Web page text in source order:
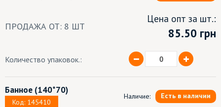
ПРОДАЖА ОТ: 8 ШТ
Цена опт за шт.:
85.50 грн
Количество упаковок.:
Банное (140*70)
Код: 145410
Наличие: Есть в наличии